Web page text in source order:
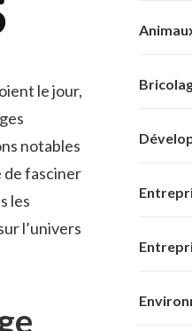
le jour,
notables
de fasciner
les
l’univers